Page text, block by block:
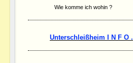
Wie komme ich wohin ?
Unterschleißheim I N F O .